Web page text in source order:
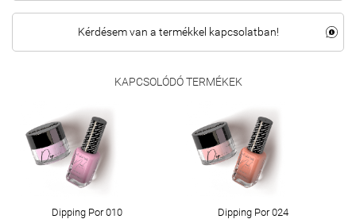
Kérdésem van a termékkel kapcsolatban!
KAPCSOLÓDÓ TERMÉKEK
Dipping Por 010 Dipping Por 024